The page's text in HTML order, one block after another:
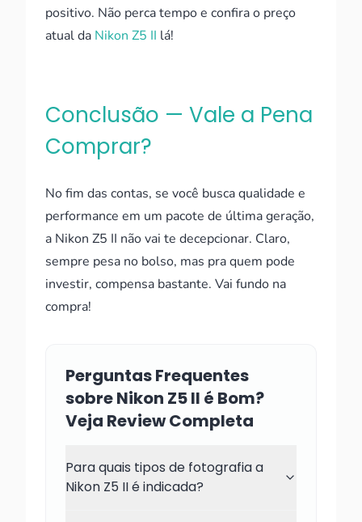
positivo. Não perca tempo e confira o preço
atual da Nikon Z5 II lá!
Conclusão — Vale a Pena
Comprar?
No fim das contas, se você busca qualidade e
performance em um pacote de última geração,
a Nikon Z5 II não vai te decepcionar. Claro,
sempre pesa no bolso, mas pra quem pode
investir, compensa bastante. Vai fundo na
compra!
Perguntas Frequentes
sobre Nikon Z5 II é Bom?
Veja Review Completa
Para quais tipos de fotografia a
Nikon Z5 II é indicada?